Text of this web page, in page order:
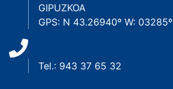
GIPUZKOA
GPS: N 43.26940º W: 03285º
Tel.: 943 37 65 32